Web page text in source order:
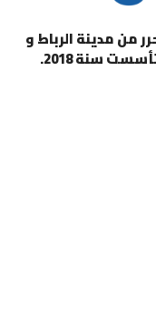
من مدينة الرباط و
سنة 2018.